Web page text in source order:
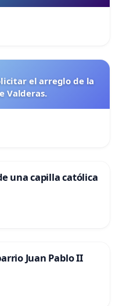
el arreglo de la
Valderas.
una capilla católica
Juan Pablo II